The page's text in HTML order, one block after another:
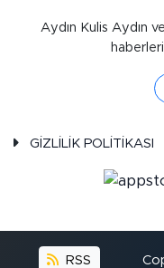
Aydın Kulis Aydın
GİZLİLİK POLİTİKASI
RSS